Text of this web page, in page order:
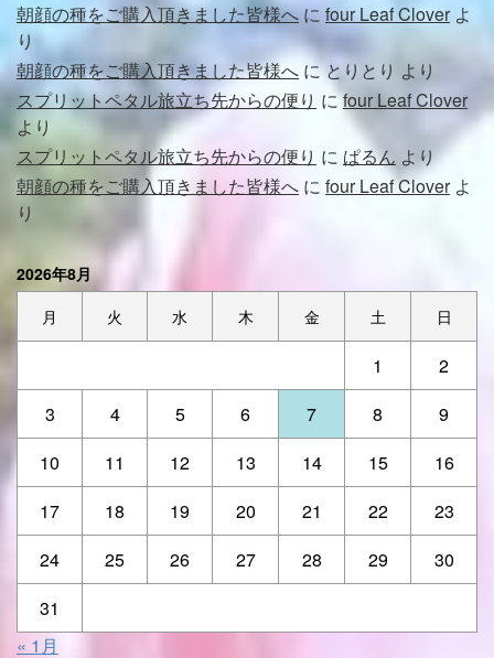
朝顔の種をご購入頂きました皆様へに four Leaf Cloverよ
り
朝顔の種をご購入頂きました皆様へ にとりとり より
スプリットペタル旅立ち先からの便り にfour Leaf Clover
より
スプリットペタル旅立ち先からの便り に ぱるん より
朝顔の種をご購入頂きました皆様へ に four Leaf Cloverよ
り
2026年8月
月
火 水 木 金 土 日
1
2
3
4 5 6 7 8
9
10
11 12 13 14 15
16
17
18 19 20 21 22
23
24
25 26 27 28 29
30
31
« 1月